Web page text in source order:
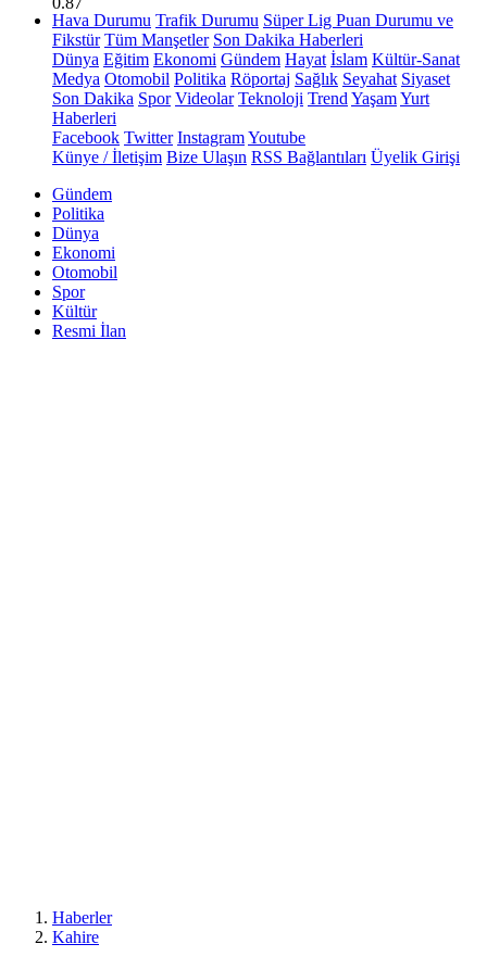
Hava Durumu Trafik Durumu Süper Lig Puan Durumu ve
Fikstür Tüm Manşetler Son Dakika Haberleri
Dünya Eğitim Ekonomi Gündem Hayat İslam Kültür-Sanat
Medya Otomobil Politika Röportaj Sağlık Seyahat Siyaset
Son Dakika Spor Videolar Teknoloji Trend YaşamYurt
Haberleri
Facebook Twitter InstagramYoutube
Künye / İletişim Bize Ulaşın RSS Bağlantıları Üyelik Girişi
Gündem
Politika
Dünya
Ekonomi
Otomobil
Spor
Kültür
Resmi İlan
Haberler
Kahire